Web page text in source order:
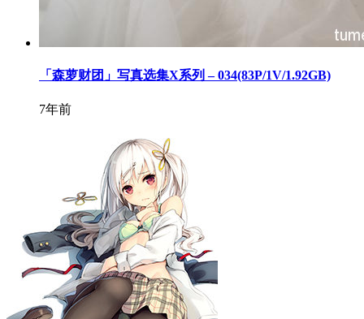
「森萝财团」写真选集X系列 – 034(83P/1V/1.92GB)
7年前